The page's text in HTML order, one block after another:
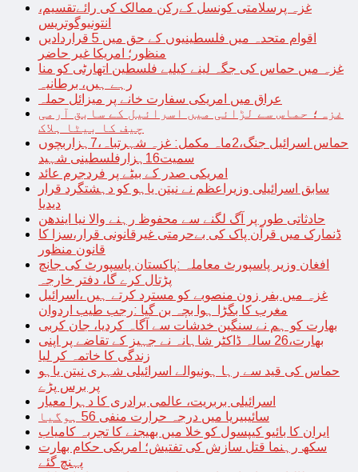
غزہ پرسلامتی کونسل کےرکن ممالک کی رائےتقسیم،
انتونیوگوتریس
اقوام متحدہ میں فلسطینیوں کے حق میں 5 قراردادیں
منظور؛ امریکا غیر حاضر
غزہ میں حماس کی جگہ لینے کیلیے فلسطین اتھارٹی کو منا
رہے ہیں، برطانیہ
عراق میں امریکی سفارت خانے پر میزائل حملہ
غزہ؛ حماس سے لڑائی میں اسرائیل کے سابق آرمی
چیف کا بیٹا ہلاک
حماس اسرائیل جنگ،2ماہ مکمل: غزہ شہرتباہ،7ہزاربچوں
سمیت16ہزارفلسطینی شہید
امریکی صدر کے بیٹے پر فردجرم عائد
سابق اسرائیلی وزیراعظم نے نیتن یاہو کو دہشتگرد قرار
دیدیا
حادثاتی طور پر آگ لگنے سے محفوظ رہنے والا نیا ایندھن
ڈنمارک میں قرآن پاک کی بےحرمتی غیرقانونی قرار،سزا کا
قانون منظور
افغان وزیر پاسپورٹ معاملہ :پاکستان پاسپورٹ کی جانچ
پڑتال کرے گا، دفتر خارجہ
غزہ میں بفر زون منصوبے کو مسترد کرتے ہیں ،اسرائیل
مغرب کا بگڑا ہوا بچہ بن گیا :رجب طیب اردوان
بھارت کو ہم نے سنگین خدشات سے آگاہ کردیا، جان کربی
بھارت،26 سالہ ڈاکٹر شاہانہ نے جہیز کے تقاضے پر اپنی
زندگی کا خاتمہ کر لیا
حماس کی قید سے رہا ہونیوالے اسرائیلی شہری نیتن یاہو
پر برس پڑے
اسرائیلی بربریت، عالمی برادری کا دہرا معیار
سائیبیریا میں درجہ حرارت منفی 56 ہوگیا
ایران کا بائیو کیپسول کو خلا میں بھیجنے کا تجربہ کامیاب
سکھ رہنما قتل سازش کی تفتیش؛ امریکی حکام بھارت
پہنچ گئے